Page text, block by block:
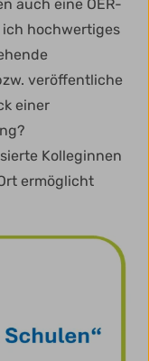
auch eine OER-
ich hochwertiges
veröffentliche
einer
Kolleginnen
ermöglicht